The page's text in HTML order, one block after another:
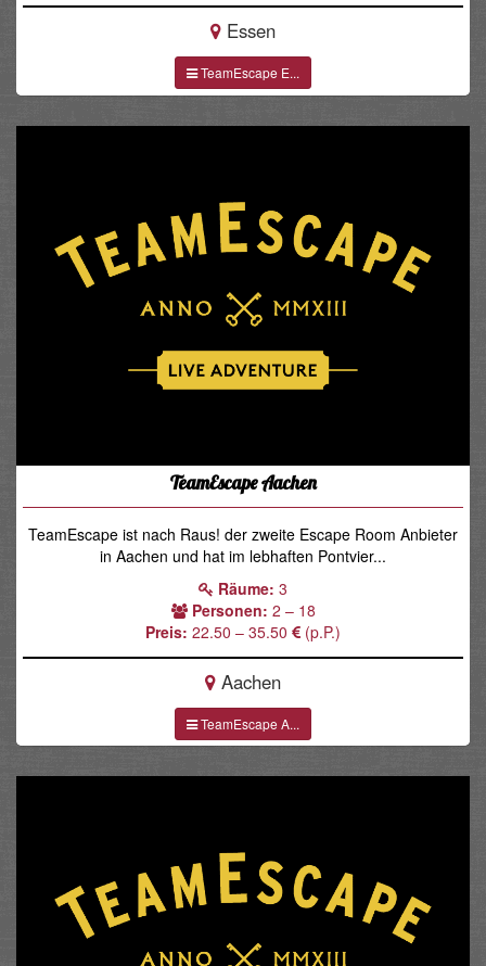
Essen
TeamEscape E...
TeamEscape Aachen
TeamEscape ist nach Raus! der zweite Escape Room Anbieter
in Aachen und hat im lebhaften Pontvier...
Räume: 3
Personen: 2 – 18
Preis: 22.50 – 35.50 (p.P.)
Aachen
TeamEscape A...